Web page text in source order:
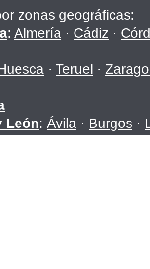
zonas geográficas:
: Almería · Cádiz ·
· Teruel ·
León: Ávila · Burgos ·